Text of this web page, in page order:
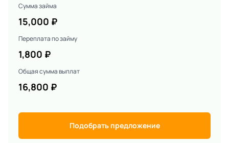
Сумма займа
15,000 ₽
Переплата по займу
1,800 ₽
Общая сумма выплат
16,800 ₽
Подобрать предложение